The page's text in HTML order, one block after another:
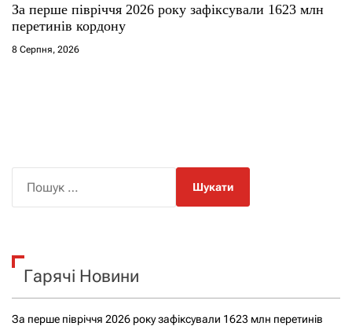
За перше півріччя 2026 року зафіксували 1623 млн
перетинів кордону
8 Серпня, 2026
к
Гарячі Новини
За перше півріччя 2026 року зафіксували 1623 млн перетинів